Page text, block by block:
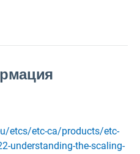
etcs/etc-ca/products/etc-
understanding-the-scaling-